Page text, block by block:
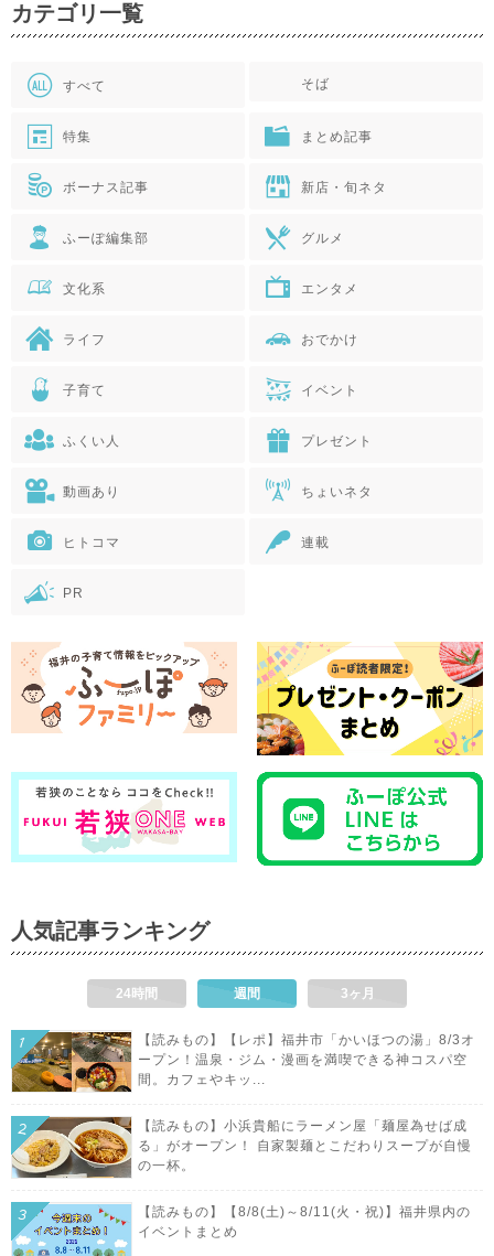
カテゴリ一覧
すべて そば
特集 まとめ記事
ボーナス記事 新店・旬ネタ
ふーぽ編集部 グルメ
文化系 エンタメ
ライフ おでかけ
子育て イベント
ふくい人 プレゼント
動画あり ちょいネタ
ヒトコマ 連載
PR
人気記事ランキング
24時間 週間 3ヶ月
【読みもの】【レポ】福井市「かいほつの湯」8/3オ
ープン！温泉・ジム・漫画を満喫できる神コスパ空
間。カフェやキッ...
【読みもの】小浜貴船にラーメン屋「麺屋為せば成
る」がオープン！ 自家製麺とこだわりスープが自慢
の一杯。
【読みもの】【8/8(土)～8/11(火・祝)】福井県内の
イベントまとめ